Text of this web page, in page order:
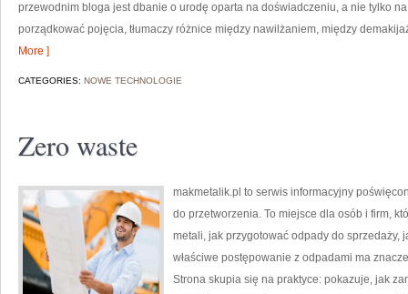
przewodnim bloga jest dbanie o urodę oparta na doświadczeniu, a nie tylko
porządkować pojęcia, tłumaczy różnice między nawilżaniem, między
More ]
CATEGORIES: NOWE TECHNOLOGIE
Zero waste
makmetalik.pl to serwis informacyjny
do przetworzenia. To miejsce dla osób i firm,
metali, jak przygotować odpady do
właściwe postępowanie z odpadami ma
Strona skupia się na praktyce: pokazuje, jak